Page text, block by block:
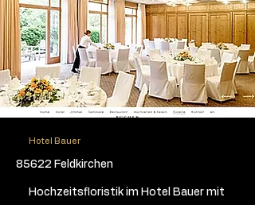
Hotel Bauer
85622 Feldkirchen
Hochzeitsfloristik im Hotel Bauer mit